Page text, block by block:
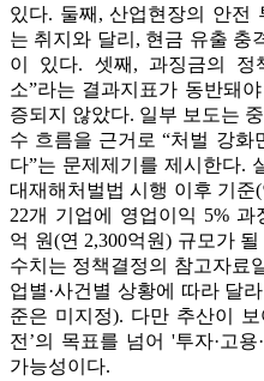
있다. 둘째, 산업현장의 안전
는 취지와 달리, 현금 유출 충
이 있다. 셋째, 과징금의 정
소”라는 결과지표가 동반돼
증되지 않았다. 일부 보도는
수 흐름을 근거로 “처벌 강화
다”는 문제제기를 제시한다.
대재해처벌법 시행 이후 기준
22개 기업에 영업이익 5% 과
억 원(연 2,300억원) 규모가
수치는 정책결정의 참고자료
업별·사건별 상황에 따라 달
준은 미지정). 다만 추산이
전’의 목표를 넘어 '투자·고
가능성이다.